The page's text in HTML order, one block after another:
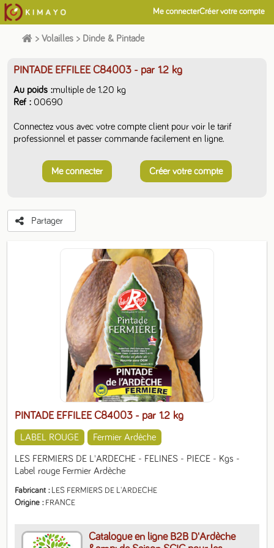
Me connecterCréer votre compte
> Volailles > Dinde & Pintade
PINTADE EFFILEE C84003 - par 1.2 kg
LABEL ROUGE Fermier Ardèche
LES FERMIERS DE L'ARDECHE - FELINES - PIECE - Kgs -
Label rouge Fermier Ardèche
Fabricant
LES FERMIERS DE L'ARDECHE
Origine
FRANCE
Catalogue en ligne B2B D'Ardèche
PINTADE EFFILEE C84003 - par 1.2 kg
Au poids multiple de 1.20 kg
Ref
00690
Connectez vous avec votre compte client pour voir le tarif
professionnel et passer commande facilement en ligne.
Me connecter Créer votre compte
Partager